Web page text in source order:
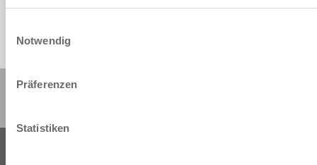
Notwendig
Präferenzen
Statistiken